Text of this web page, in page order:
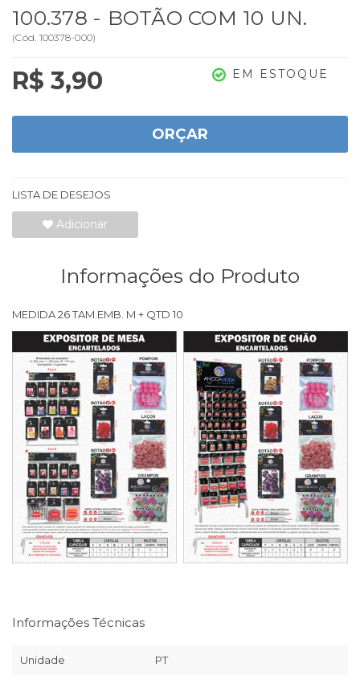
100.378 - BOTÃO COM 10 UN.
(Cód. 100378-000)
R$ 3,90 EM ESTOQUE
ORÇAR
LISTA DE DESEJOS
Adicionar
Informações do Produto
MEDIDA 26 TAM.EMB. M + QTD 10
Informações Técnicas
Unidade PT